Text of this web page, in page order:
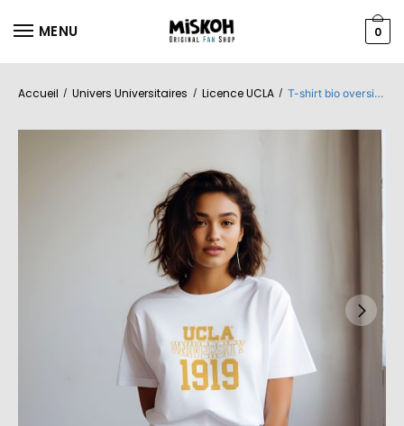
MENU 0
Accueil / Univers Universitaires / Licence UCLA / T-shirt bio oversize Femme UCLA avec un design de UCLA University 1919 jaune